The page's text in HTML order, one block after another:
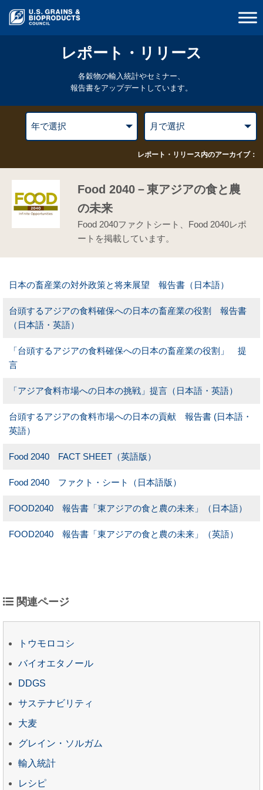
レポート・リリース
各穀物の輸入統計やセミナー、
報告書をアップデートしています。
レポート・リリース内のアーカイブ：
Food 2040－東アジアの食と農
の未来
Food 2040ファクトシート、Food 2040レポ
ートを掲載しています。
日本の畜産業の対外政策と将来展望 報告書（日本語）
台頭するアジアの食料確保への日本の畜産業の役割 報告書
（日本語・英語）
「台頭するアジアの食料確保への日本の畜産業の役割」 提
言
「アジア食料市場への日本の挑戦」提言（日本語・英語）
台頭するアジアの食料市場への日本の貢献 報告書 (日本語・
英語）
Food 2040 FACT SHEET（英語版）
Food 2040 ファクト・シート（日本語版）
FOOD2040 報告書「東アジアの食と農の未来」（日本語）
FOOD2040 報告書「東アジアの食と農の未来」（英語）
関連ページ
トウモロコシ
バイオエタノール
DDGS
サステナビリティ
大麦
グレイン・ソルガム
輸入統計
レシピ